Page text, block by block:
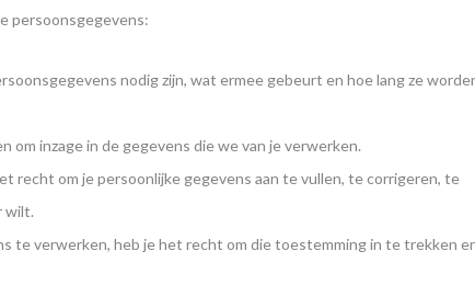
persoonsgegevens:
nodig zijn, wat ermee gebeurt en hoe lang ze
om inzage in de gegevens die we van je verwerken.
recht om je persoonlijke gegevens aan te vullen, te corrigeren, te
wilt.
te verwerken, heb je het recht om die toestemming in te trekken